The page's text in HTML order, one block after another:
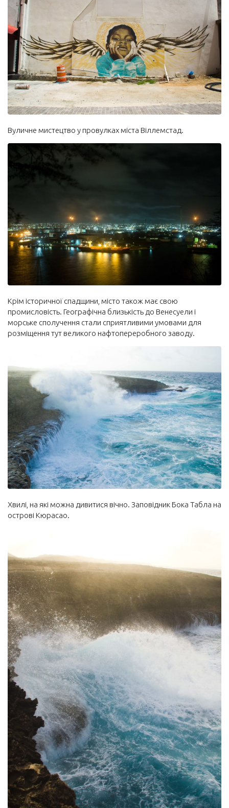
Вуличне мистецтво у провулках міста Віллемстад.
Крім історичної спадщини, місто також має свою
промисловість. Географічна близькість до Венесуели і
морське сполучення стали сприятливими умовами для
розміщення тут великого нафтопереробного заводу.
Хвилі, на які можна дивитися вічно. Заповідник Бока Табла на
острові Кюрасао.